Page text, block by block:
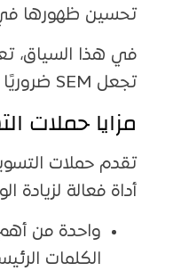
تحسين ظهورها في
في هذا السياق،
تجعل SEM ضروريًا في العالم الرقمي الحديث.
مزايا حملات
أداة فعالة لزيادة
واحدة من
الكلمات